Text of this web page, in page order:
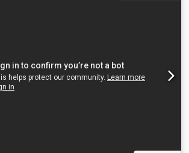
para una eliminación o comercialización
rentable. Al doblar o triplicar los
permitido. Cilindro de presión:
de presión: 1,23 kN, ajustable
máquina: 1250 (alto) x 1930 (ancho) x